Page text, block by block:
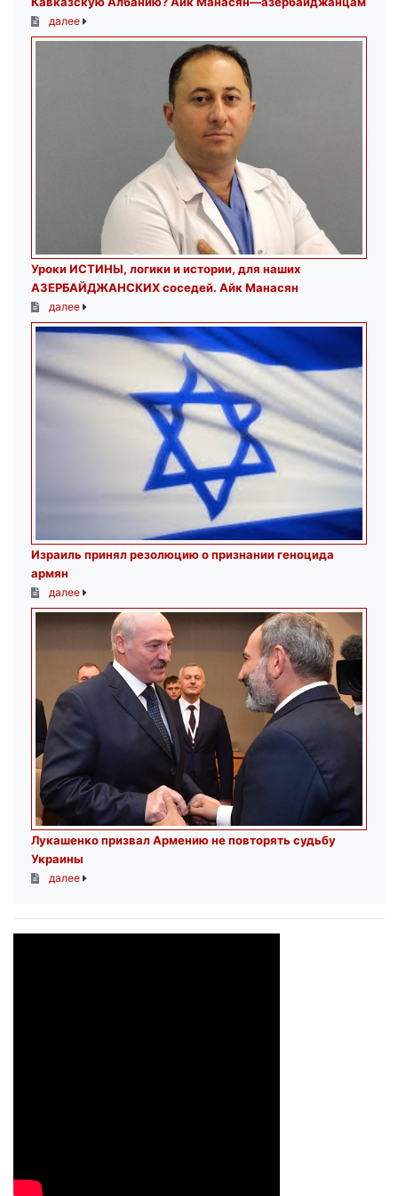
далее
Уроки ИСТИНЫ, логики и истории, для наших
АЗЕРБАЙДЖАНСКИХ соседей. Айк Манасян
далее
Израиль принял резолюцию о признании геноцида
армян
далее
Лукашенко призвал Армению не повторять судьбу
Украины
далее